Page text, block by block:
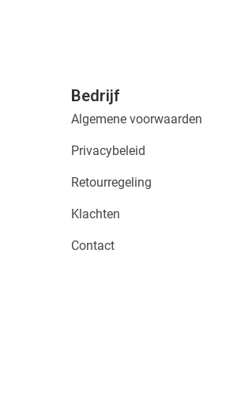
Bedrijf
Algemene voorwaarden
Privacybeleid
Retourregeling
Klachten
Contact